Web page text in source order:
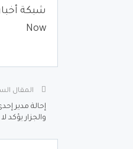
Now
المقال
إحالة مدير
والجزار يؤكد